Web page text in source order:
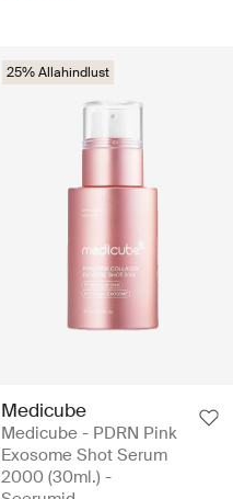
25% Allahindlust
Medicube
Medicube - PDRN Pink
Exosome Shot Serum
2000 (30ml.) -